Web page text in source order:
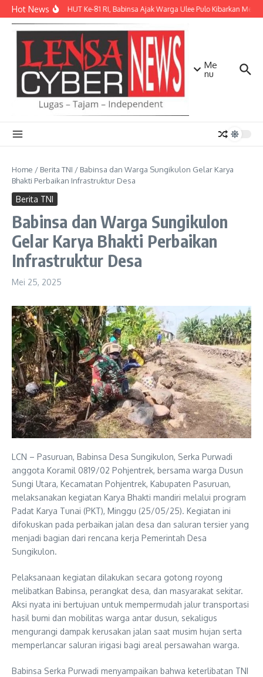
Lewati ke konten
Hot NewsSambut HUT Ke-81 RI, Babinsa Ajak Warga Ulee Pulo Kibarkan Merah
Me
nu
Home / Berita TNI / Babinsa dan Warga Sungikulon Gelar Karya
Bhakti Perbaikan Infrastruktur Desa
Berita TNI
Babinsa dan Warga Sungikulon
Gelar Karya Bhakti Perbaikan
Infrastruktur Desa
Mei 25, 2025
LCN – Pasuruan, Babinsa Desa Sungikulon, Serka Purwadi
anggota Koramil 0819/02 Pohjentrek, bersama warga Dusun
Sungi Utara, Kecamatan Pohjentrek, Kabupaten Pasuruan,
melaksanakan kegiatan Karya Bhakti mandiri melalui program
Padat Karya Tunai (PKT), Minggu (25/05/25). Kegiatan ini
difokuskan pada perbaikan jalan desa dan saluran tersier yang
menjadi bagian dari rencana kerja Pemerintah Desa
Sungikulon.
Pelaksanaan kegiatan dilakukan secara gotong royong
melibatkan Babinsa, perangkat desa, dan masyarakat sekitar.
Aksi nyata ini bertujuan untuk mempermudah jalur transportasi
hasil bumi dan mobilitas warga antar dusun, sekaligus
mengurangi dampak kerusakan jalan saat musim hujan serta
memperlancar saluran irigasi bagi areal persawahan warga.
Babinsa Serka Purwadi menyampaikan bahwa keterlibatan TNI